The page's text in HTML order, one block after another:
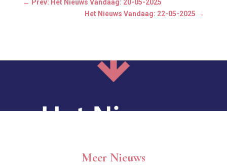
← Prev: Het Nieuws Vandaag: 20-05-2025
Het Nieuws Vandaag: 22-05-2025 →
Meer Nieuws